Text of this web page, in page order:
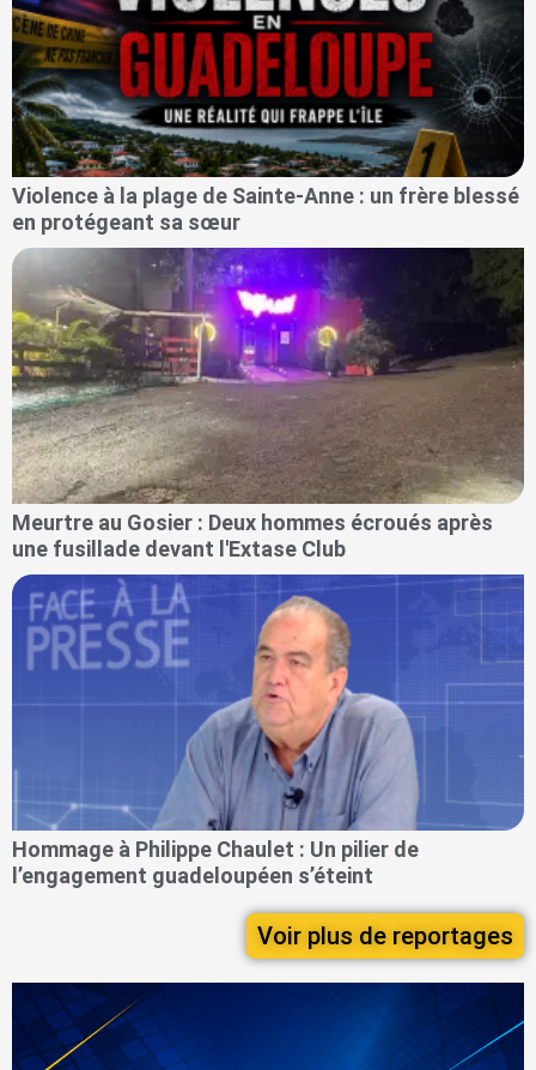
Violence à la plage de Sainte-Anne : un frère blessé
en protégeant sa sœur
Meurtre au Gosier : Deux hommes écroués après
une fusillade devant l'Extase Club
Hommage à Philippe Chaulet : Un pilier de
l’engagement guadeloupéen s’éteint
Voir plus de reportages